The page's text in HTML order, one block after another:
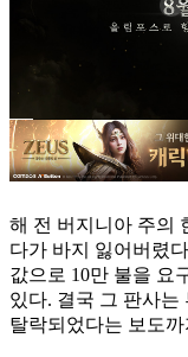
해 전 버지니아 주의
다가 바지 잃어버렸
값으로 10만 불을 요
있다. 결국 그 판사는
탈락되었다는 보도